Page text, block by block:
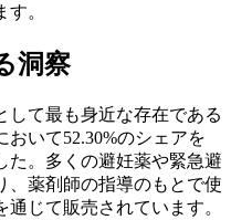
。
洞察
して最も身近な存在である
いて52.30%のシェアを
た。多くの避妊薬や緊急避
、薬剤師の指導のもとで使
じて販売されています。